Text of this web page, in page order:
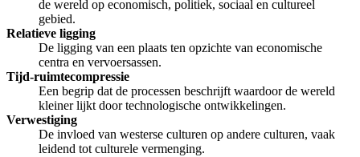
de wereld op economisch, politiek, sociaal en cultureel
gebied.
Relatieve ligging
De ligging van een plaats ten opzichte van economische
centra en vervoersassen.
Tijd-ruimtecompressie
Een begrip dat de processen beschrijft waardoor de wereld
kleiner lijkt door technologische ontwikkelingen.
Verwestiging
De invloed van westerse culturen op andere culturen, vaak
leidend tot culturele vermenging.